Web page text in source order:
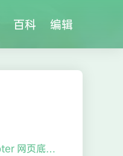
百科 编辑
一个极简的纯HTML footer 网页底栏